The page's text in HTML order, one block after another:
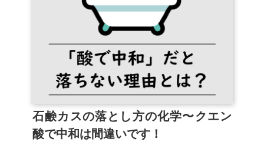
石鹸カスの落とし方の化学〜クエン
酸で中和は間違いです！